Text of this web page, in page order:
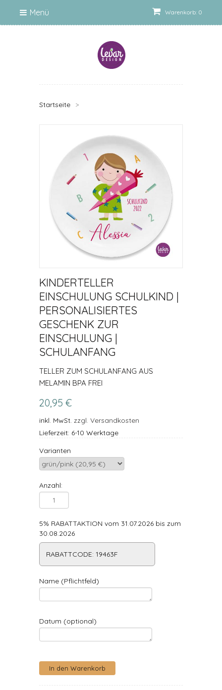
Warenkorb: 0
Menü
Startseite >
KINDERTELLER
EINSCHULUNG SCHULKIND |
PERSONALISIERTES
GESCHENK ZUR
EINSCHULUNG |
SCHULANFANG
TELLER ZUM SCHULANFANG AUS
MELAMIN BPA FREI
20,95 €
inkl. MwSt. zzgl. Versandkosten
Lieferzeit: 6-10 Werktage
Varianten
Anzahl:
5% RABATTAKTION vom 31.07.2026 bis zum
30.08.2026
RABATTCODE: 19463F
Name (Pflichtfeld)
Datum (optional)